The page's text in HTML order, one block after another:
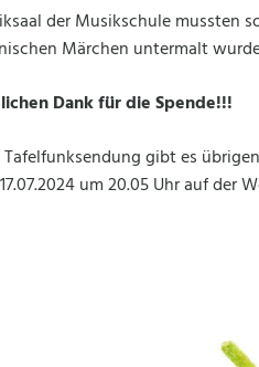
der Musikschule mussten
Märchen untermalt
Dank für die Spende!!!
gibt es
um 20.05 Uhr auf der